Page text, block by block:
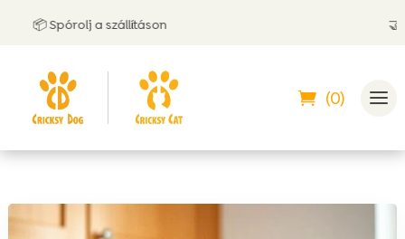
a szállításon 🤝
(0)